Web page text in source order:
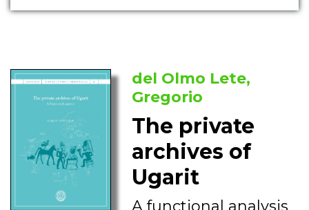
del Olmo Lete,
Gregorio
The private
archives of
Ugarit
A functional analysis